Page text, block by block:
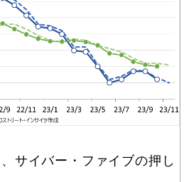
サイバー・ファイブの押し